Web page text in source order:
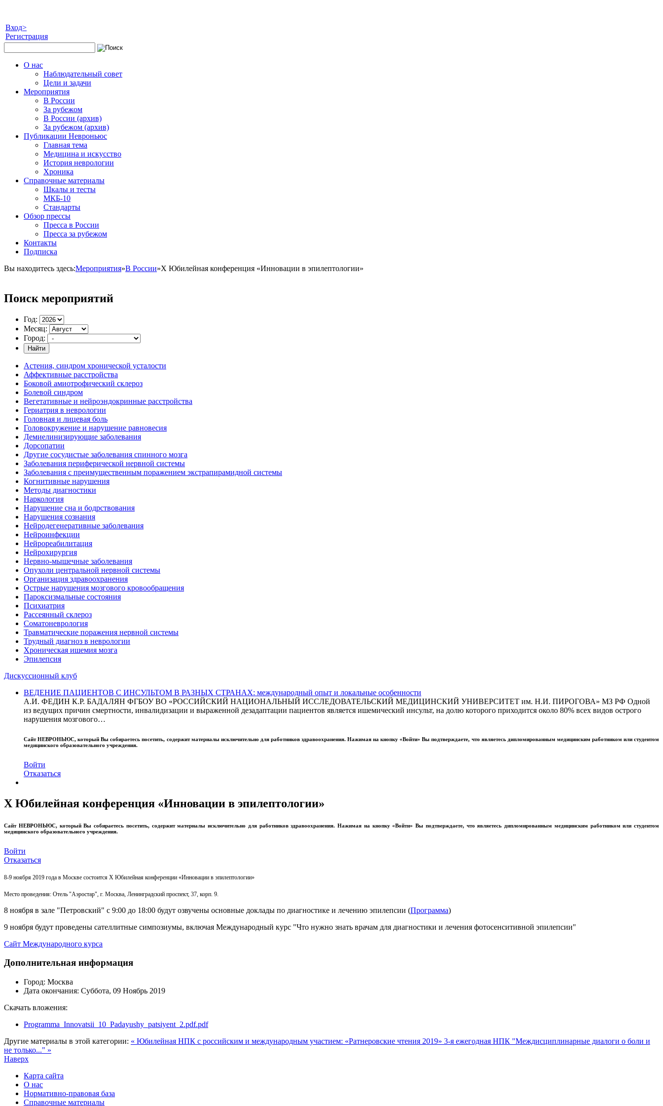
Вход>
Регистрация
О нас
Наблюдательный совет
Цели и задачи
Мероприятия
В России
За рубежом
В России (архив)
За рубежом (архив)
Публикации Невроньюс
Главная тема
Медицина и искусство
История неврологии
Хроника
Справочные материалы
Шкалы и тесты
МКБ-10
Стандарты
Обзор прессы
Пресса в России
Пресса за рубежом
Контакты
Подписка
Вы находитесь здесь:Мероприятия»В России»X Юбилейная конференция «Инновации в эпилептологии»
Поиск мероприятий
Год:
Месяц:
Город:
Найти
Астения, синдром хронической усталости
Аффективные расстройства
Боковой амиотрофический склероз
Болевой синдром
Вегетативные и нейроэндокринные расстройства
Гериатрия в неврологии
Головная и лицевая боль
Головокружение и нарушение равновесия
Демиелинизирующие заболевания
Дорсопатии
Другие сосудистые заболевания спинного мозга
Заболевания периферической нервной системы
Заболевания с преимущественным поражением экстрапирамидной системы
Когнитивные нарушения
Методы диагностики
Наркология
Нарушение сна и бодрствования
Нарушения сознания
Нейродегенеративные заболевания
Нейроинфекции
Нейрореабилитация
Нейрохирургия
Нервно-мышечные заболевания
Опухоли центральной нервной системы
Организация здравоохранения
Острые нарушения мозгового кровообращения
Пароксизмальные состояния
Психиатрия
Рассеянный склероз
Соматоневрология
Травматические поражения нервной системы
Трудный диагноз в неврологии
Хроническая ишемия мозга
Эпилепсия
Дискуссионный клуб
ВЕДЕНИЕ ПАЦИЕНТОВ С ИНСУЛЬТОМ В РАЗНЫХ СТРАНАХ: международный опыт и локальные особенности
А.И. ФЕДИН К.Р. БАДАЛЯН ФГБОУ ВО «РОССИЙСКИЙ НАЦИОНАЛЬНЫЙ ИССЛЕДОВАТЕЛЬСКИЙ МЕДИЦИНСКИЙ УНИВЕРСИТЕТ им. Н.И. ПИРОГОВА» МЗ РФ Одной
из ведущих причин смертности, инвалидизации и выраженной дезадаптации пациентов является ишемический инсульт, на долю которого приходится около 80% всех видов острого
нарушения мозгового…
СайтНЕВРОНЬЮС, который Вы собираетесь посетить, содержит материалы исключительно для работников здравоохранения. Нажимая на кнопку «Войти» Вы подтверждаете, что являетесь дипломированным медицинским работником или студентом
медицинского образовательного учреждения.
Войти
Отказаться
X Юбилейная конференция «Инновации в эпилептологии»
Сайт НЕВРОНЬЮС, который Вы собираетесь посетить, содержит материалы исключительно для работников здравоохранения. Нажимая на кнопку «Войти» Вы подтверждаете, что являетесь дипломированным медицинским работником или студентом
медицинского образовательного учреждения.
Войти
Отказаться
8-9 ноября 2019 года в Москве состоится X Юбилейная конференции «Инновации в эпилептологии»
Место проведения: Отель "Аэростар", г. Москва, Ленинградский проспект, 37, корп. 9.
8 ноября в зале "Петровский" с 9:00 до 18:00 будут озвучены основные доклады по диагностике и лечению эпилепсии (Программа)
9 ноября будут проведены сателлитные симпозиумы, включая Международный курс "Что нужно знать врачам для диагностики и лечения фотосенситивной эпилепсии"
Сайт Международного курса
Дополнительная информация
Город: Москва
Дата окончания: Суббота, 09 Ноябрь 2019
Скачать вложения:
Programma_Innovatsii_10_Padayushy_patsiyent_2.pdf.pdf
Другие материалы в этой категории: « Юбилейная НПК с российским и международным участием: «Ратнеровские чтения 2019» 3-я ежегодная НПК "Междисциплинарные диалоги о боли и
не только..." »
Наверх
Карта сайта
О нас
Нормативно-правовая база
Справочные материалы